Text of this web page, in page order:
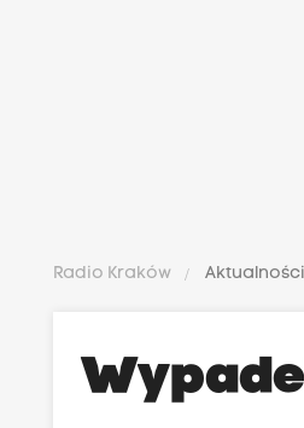
Radio Kraków Aktualności